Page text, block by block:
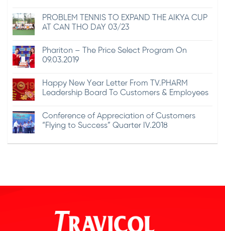
PROBLEM TENNIS TO EXPAND THE AIKYA CUP
AT CAN THO DAY 03/23
Phariton – The Price Select Program On
09.03.2019
Happy New Year Letter From TV.PHARM
Leadership Board To Customers & Employees
Conference of Appreciation of Customers
“Flying to Success” Quarter IV.2018